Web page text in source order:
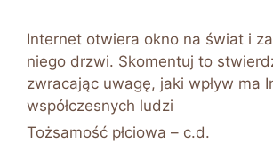
Internet otwiera okno na świat i
niego drzwi. Skomentuj to
zwracając uwagę, jaki wpływ ma
współczesnych ludzi
Tożsamość płciowa – c.d.